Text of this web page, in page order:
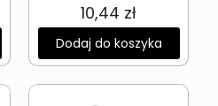
10,44 zł
Dodaj do koszyka